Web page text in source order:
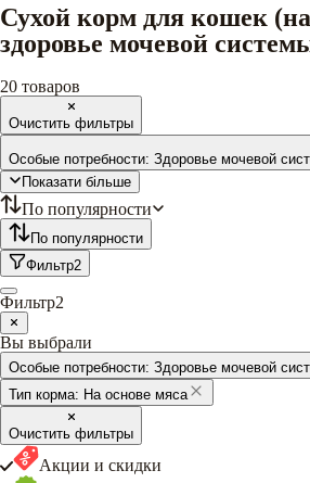
Сухой корм для кошек
здоровье мочевой
20 товаров
Очистить фильтры
Особые потребности: Здоровье мочевой
Показати більше
По популярности
По популярности
Фильтр2
Фильтр2
Вы выбрали
Особые потребности: Здоровье мочевой
Тип корма: На основе мяса
Очистить фильтры
Акции и скидки